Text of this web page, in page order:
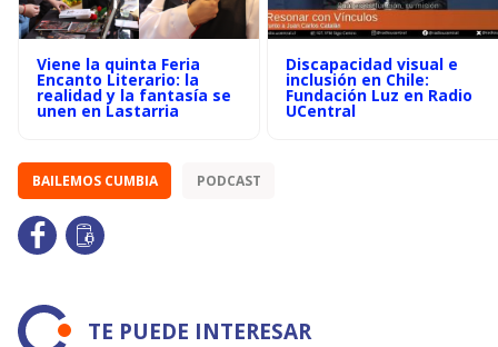
Viene la quinta Feria
Encanto Literario: la
realidad y la fantasía se
unen en Lastarria
Discapacidad visual e
inclusión en Chile:
Fundación Luz en Radio
UCentral
BAILEMOS CUMBIA PODCAST
TE PUEDE INTERESAR